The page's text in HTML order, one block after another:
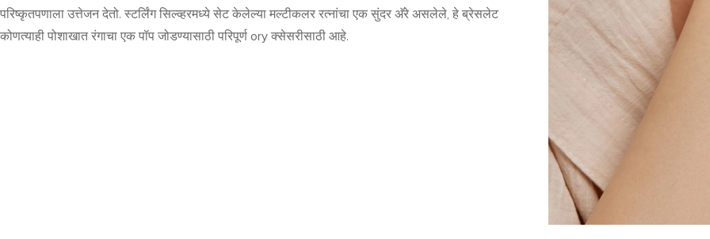
परिष्कृतपणाला उत्तेजन देतो. स्टर्लिंग सिल्व्हरमध्ये सेट केलेल्या मल्टीकलर रत्नांचा एक सुंदर अ‍ॅरे असलेले, हे ब्रेसलेट
कोणत्याही पोशाखात रंगाचा एक पॉप जोडण्यासाठी परिपूर्ण ory क्सेसरीसाठी आहे.